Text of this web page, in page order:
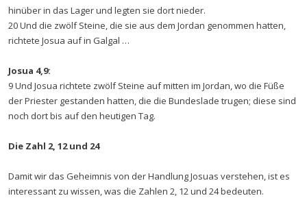
hinüber in das Lager und legten sie dort nieder.
20 Und die zwölf Steine, die sie aus dem Jordan genommen hatten,
richtete Josua auf in Galgal …
Josua 4,9:
9 Und Josua richtete zwölf Steine auf mitten im Jordan, wo die Füße
der Priester gestanden hatten, die die Bundeslade trugen; diese sind
noch dort bis auf den heutigen Tag.
Die Zahl 2, 12 und 24
Damit wir das Geheimnis von der Handlung Josuas verstehen, ist es
interessant zu wissen, was die Zahlen 2, 12 und 24 bedeuten.